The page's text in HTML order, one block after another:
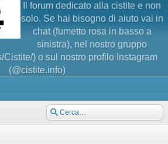
Il forum dedicato alla cistite e non
solo. Se hai bisogno di aiuto vai in
chat (fumetto rosa in basso a
sinistra), nel nostro gruppo
Cistite/) o sul nostro profilo Instagram
(@cistite.info)